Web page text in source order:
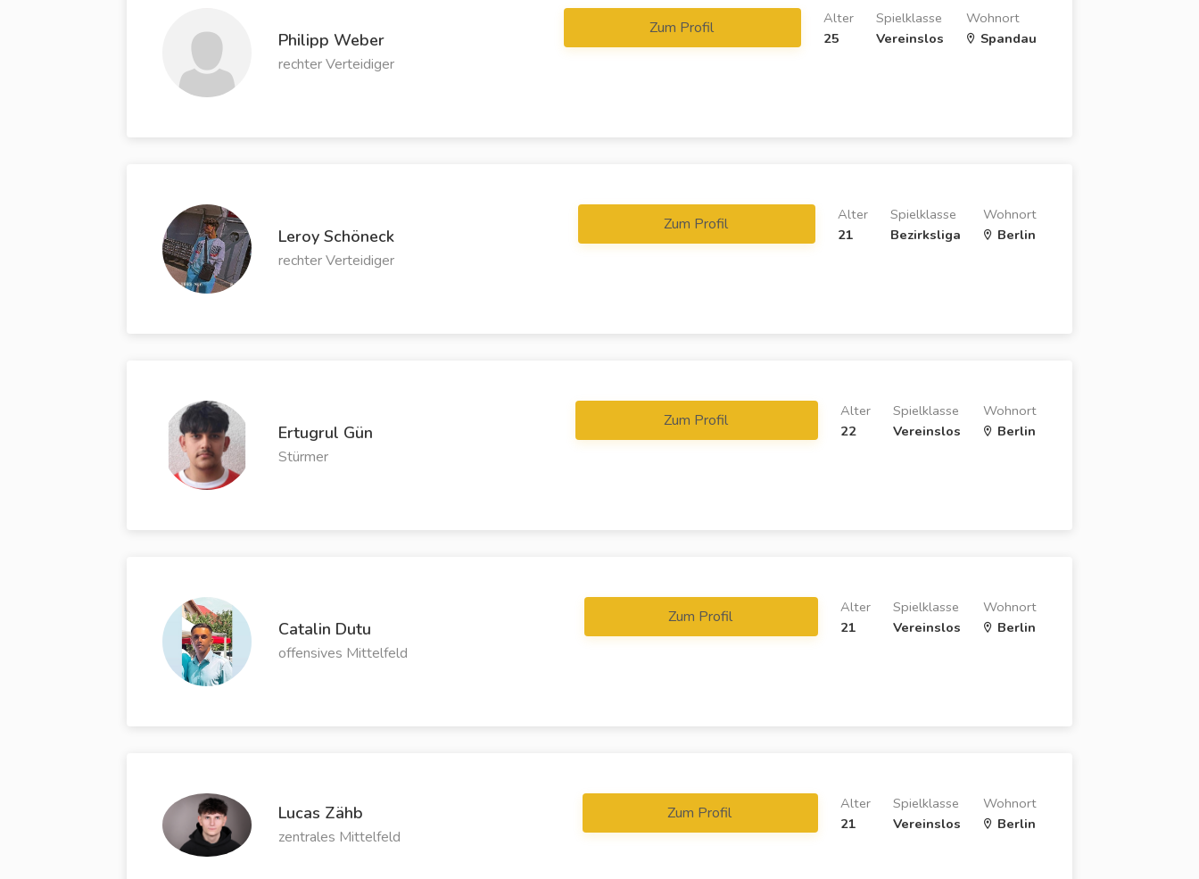
Philipp Weber
rechter Verteidiger
Wohnort
Spandau
Spielklasse
Vereinslos
Alter
25
Zum Profil
Leroy Schöneck
rechter Verteidiger
Wohnort
Berlin
Spielklasse
Bezirksliga
Alter
21
Zum Profil
Ertugrul Gün
Stürmer
Wohnort
Berlin
Spielklasse
Vereinslos
Alter
22
Zum Profil
Catalin Dutu
offensives Mittelfeld
Wohnort
Berlin
Spielklasse
Vereinslos
Alter
21
Zum Profil
Lucas Zähb
zentrales Mittelfeld
Wohnort
Berlin
Spielklasse
Vereinslos
Alter
21
Zum Profil